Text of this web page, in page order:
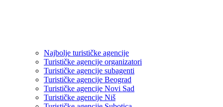
Najbolje turističke agencije
Turističke agencije organizatori
Turističke agencije subagenti
Turističke agencije Beograd
Turističke agencije Novi Sad
Turističke agencije Niš